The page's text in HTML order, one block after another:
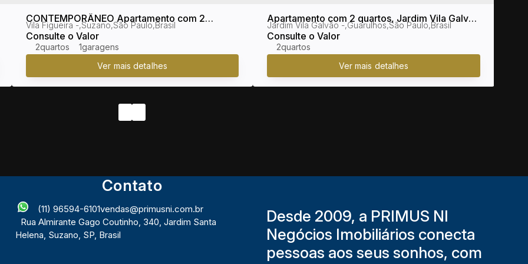
CONTEMPORÂNEO Apartamento com 2
quartos, Vila Figueira - Suzano
Consulte o Valor
Vila Figueira ,Suzano,São Paulo,Brasil
2 1
Apartamento com 2 quartos, Jardim Vila Galvão
- Guarulhos
Consulte o Valor
Jardim Vila Galvão ,Guarulhos,São Paulo,Brasil
2
Contato
(11) 96594-6101vendas@primusni.com.br
Rua Almirante Gago Coutinho 340 Jardim Santa
Helena Suzano SP Brasil
Desde 2009, a PRIMUS NI
Negócios Imobiliários conecta
pessoas aos seus sonhos, com